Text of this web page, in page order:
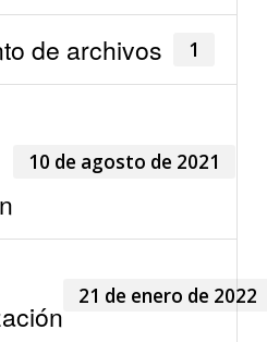
de archivos 1
10 de agosto de 2021
21 de enero de 2022